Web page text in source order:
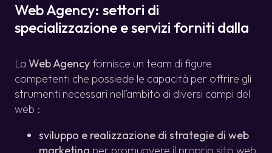
Web Agency: settori di
specializzazione e servizi forniti dalla
La Web Agencyfornisce un team di figure
competenti che possiede le capacità per offrire gli
strumenti necessari nell’ambito di diversi campi del
web :
sviluppo e realizzazione di strategie di web